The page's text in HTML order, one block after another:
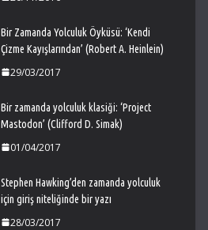
Bir Zamanda Yolculuk Öyküsü: ‘Kendi
Çizme Kayışlarından’ (Robert A. Heinlein)
29/03/2017
Bir zamanda yolculuk klasiği: ‘Project
Mastodon’ (Clifford D. Simak)
01/04/2017
Stephen Hawking’den zamanda yolculuk
için giriş niteliğinde bir yazı
28/03/2017